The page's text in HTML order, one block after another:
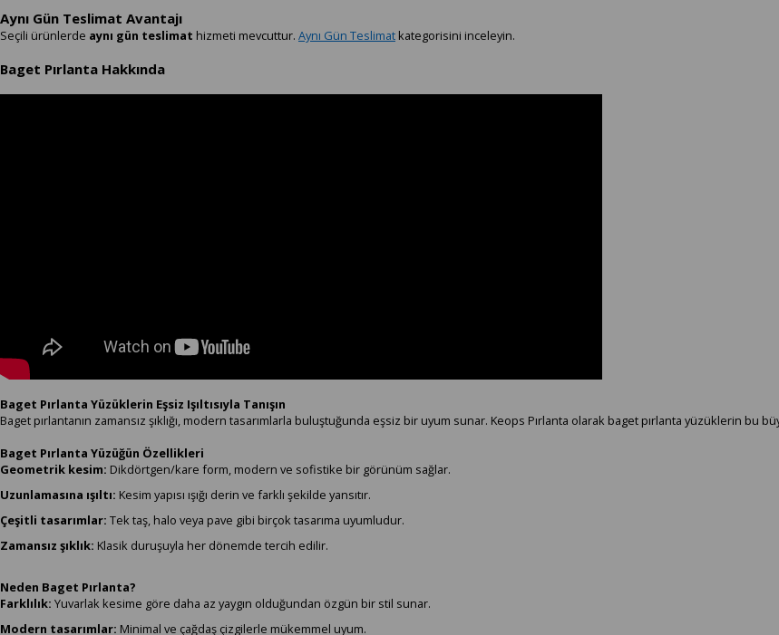
Aynı Gün Teslimat Avantajı
Seçili ürünlerde aynı gün teslimat hizmeti mevcuttur. Aynı Gün Teslimat kategorisini inceleyin.
Baget Pırlanta Hakkında
Baget Pırlanta Yüzüklerin Eşsiz Işıltısıyla Tanışın
Baget pırlantanın zamansız şıklığı, modern tasarımlarla buluştuğunda eşsiz bir uyum sunar. Keops Pırlanta olarak baget pırlanta yüzüklerin bu
Baget Pırlanta Yüzüğün Özellikleri
Geometrik kesim: Dikdörtgen/kare form, modern ve sofistike bir görünüm sağlar.
Uzunlamasına ışıltı: Kesim yapısı ışığı derin ve farklı şekilde yansıtır.
Çeşitli tasarımlar: Tek taş, halo veya pave gibi birçok tasarıma uyumludur.
Zamansız şıklık: Klasik duruşuyla her dönemde tercih edilir.
Neden Baget Pırlanta?
Farklılık: Yuvarlak kesime göre daha az yaygın olduğundan özgün bir stil sunar.
Modern tasarımlar: Minimal ve çağdaş çizgilerle mükemmel uyum.